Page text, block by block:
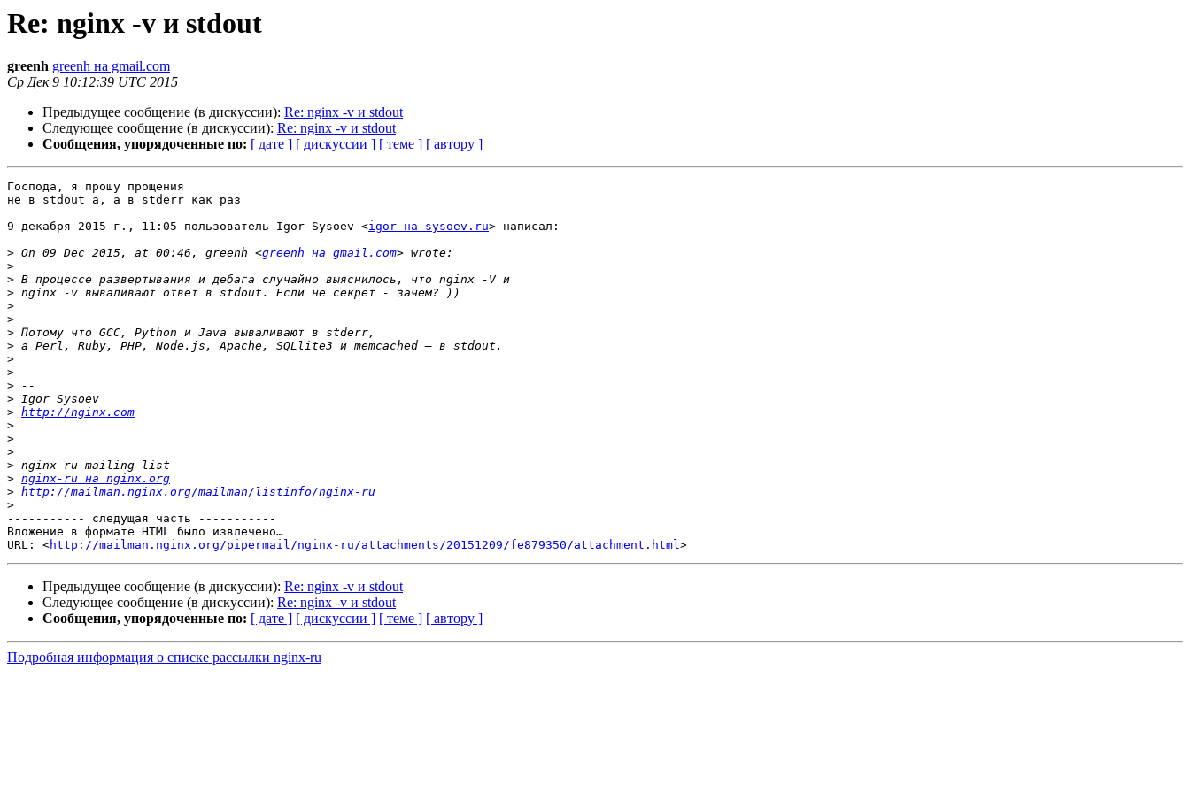
Re: nginx -v и stdout
greenh greenh на gmail.com
Ср Дек 9 10:12:39 UTC 2015
Предыдущее сообщение (в дискуссии): Re: nginx -v и stdout
Следующее сообщение (в дискуссии): Re: nginx -v и stdout
Сообщения, упорядоченные по: [ дате ] [ дискуссии ] [ теме ] [ автору ]
Господа, я прошу прощения
не в stdout а, а в stderr как раз
9 декабря 2015 г., 11:05 пользователь Igor Sysoev <igor на sysoev.ru> написал:
> On 09 Dec 2015, at 00:46, greenh <greenh на gmail.com
>
>
>
>
>
>
>
>
>
>
>
> http://nginx.com
>
>
>
>
> nginx-ru на nginx.org
> http://mailman.nginx.org/mailman/listinfo/nginx-ru
>
----------- следущая часть -----------
Вложение в формате HTML было извлечено…
URL: <http://mailman.nginx.org/pipermail/nginx-ru/attachments/20151209/fe879350/attachment.html
Предыдущее сообщение (в дискуссии): Re: nginx -v и stdout
Следующее сообщение (в дискуссии): Re: nginx -v и stdout
Сообщения, упорядоченные по: [ дате ] [ дискуссии ] [ теме ] [ автору ]
Подробная информация о списке рассылки nginx-ru